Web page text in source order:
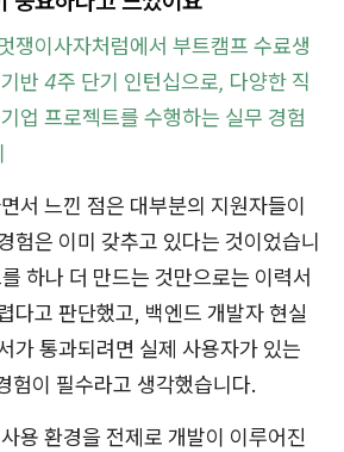
쟁이사자처럼에서 부트캠프 수료생
반 4주 단기 인턴십으로, 다양한 직
업 프로젝트를 수행하는 실무 경험
서 느낀 점은 대부분의 지원자들이
험은 이미 갖추고 있다는 것이었습니
하나 더 만드는 것만으로는 이력서
다고 판단했고, 백엔드 개발자 현실
가 통과되려면 실제 사용자가 있는
험이 필수라고 생각했습니다.
용 환경을 전제로 개발이 이루어진